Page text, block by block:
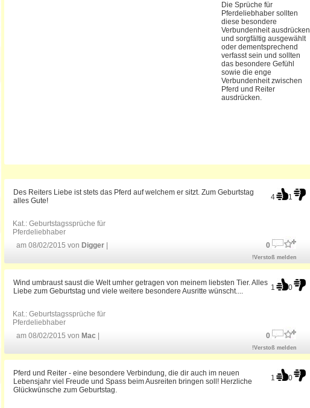
Die Sprüche für
Pferdeliebhaber sollten
diese besondere
Verbundenheit ausdrücken
und sorgfältig ausgewählt
oder dementsprechend
verfasst sein und sollten
das besondere Gefühl
sowie die enge
Verbundenheit zwischen
Pferd und Reiter
ausdrücken.
4 1
Des Reiters Liebe ist stets das Pferd auf welchem er sitzt. Zum Geburtstag
alles Gute!
Kat.: Geburtstagssprüche für
Pferdeliebhaber
am 08/02/2015 von Digger 0
!Verstoß melden
1 0
Wind umbraust saust die Welt umher getragen von meinem liebsten Tier. Alles
Liebe zum Geburtstag und viele weitere besondere Ausritte wünscht....
Kat.: Geburtstagssprüche für
Pferdeliebhaber
am 08/02/2015 von Mac 0
!Verstoß melden
1 0
Pferd und Reiter - eine besondere Verbindung, die dir auch im neuen
Lebensjahr viel Freude und Spass beim Ausreiten bringen soll! Herzliche
Glückwünsche zum Geburtstag.